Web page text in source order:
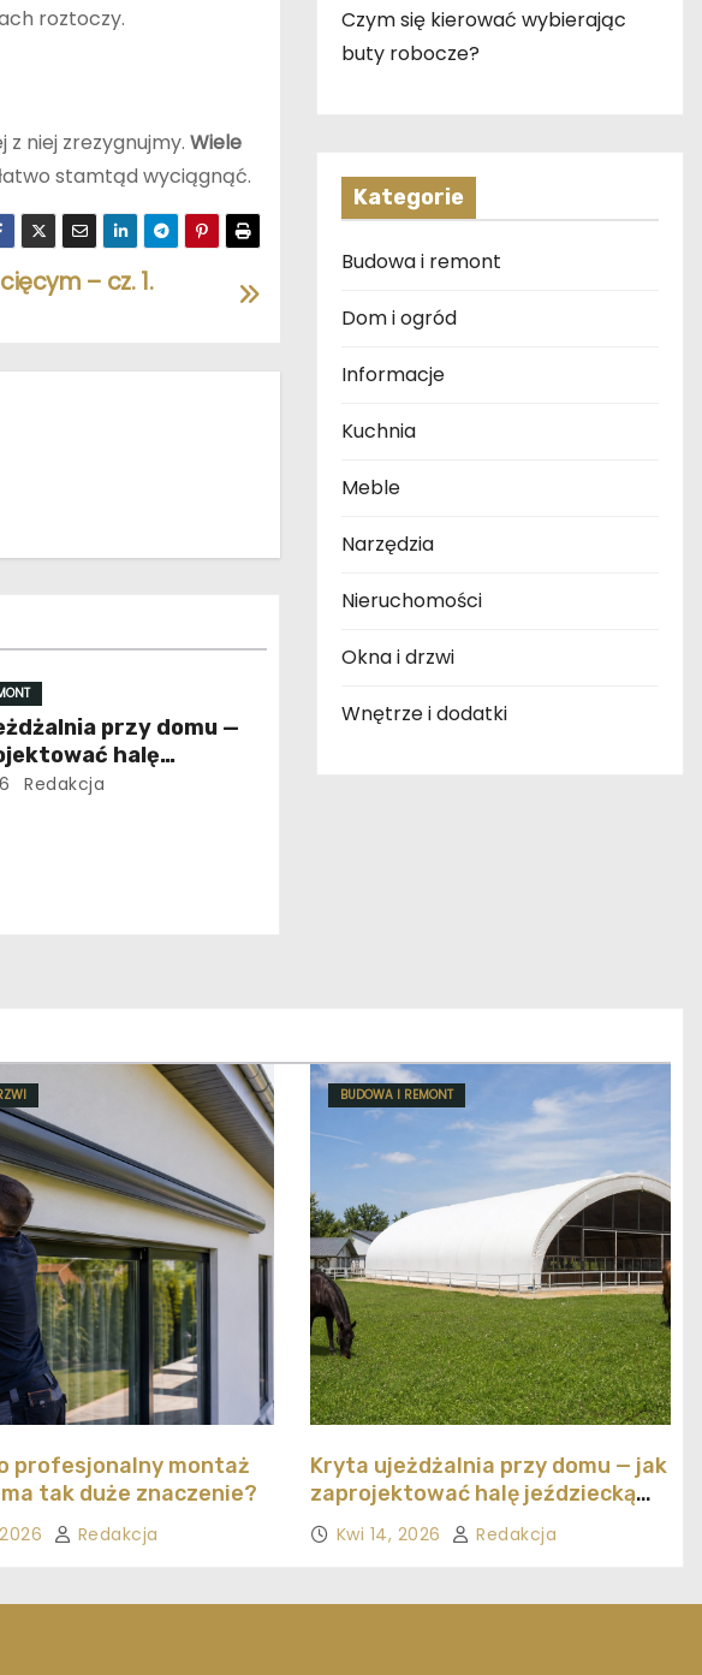
roztoczy.
z niej zrezygnujmy. Wiele
stamtąd wyciągnąć.
– cz. 1.
przy domu —
halę
ekonomicznie
Redakcja
Czym się kierować wybierając
buty robocze?
Kategorie
Budowa i remont
Dom i ogród
Informacje
Kuchnia
Meble
Narzędzia
Nieruchomości
Okna i drzwi
Wnętrze i dodatki
profesjonalny montaż
tak duże znaczenie?
Redakcja
BUDOWA I REMONT
Kryta ujeżdżalnia przy domu — jak
zaprojektować halę jeździecką
ekonomicznie
Kwi 14, 2026 Redakcja